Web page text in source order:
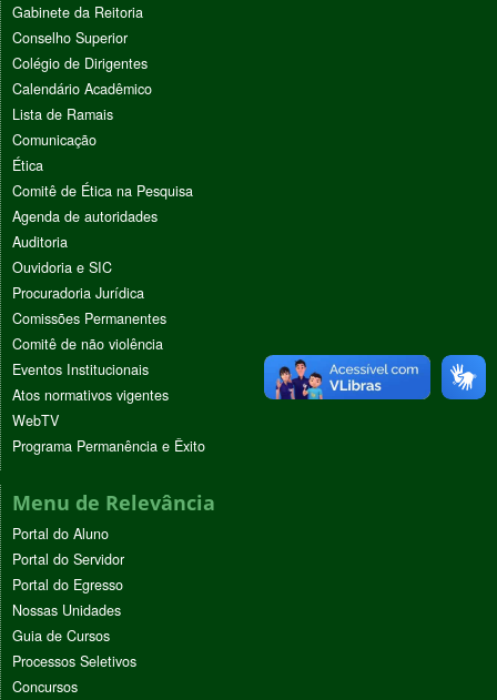
Gabinete da Reitoria
Conselho Superior
Colégio de Dirigentes
Calendário Acadêmico
Lista de Ramais
Comunicação
Ética
Comitê de Ética na Pesquisa
Agenda de autoridades
Auditoria
Ouvidoria e SIC
Procuradoria Jurídica
Comissões Permanentes
Comitê de não violência
Eventos Institucionais
Atos normativos vigentes
WebTV
Programa Permanência e Êxito
Menu de Relevância
Portal do Aluno
Portal do Servidor
Portal do Egresso
Nossas Unidades
Guia de Cursos
Processos Seletivos
Concursos